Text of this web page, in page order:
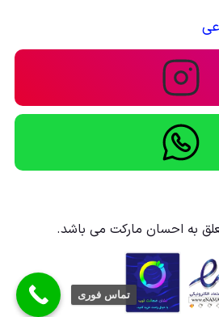
به احسان مارکت می باشد.
تماس فوری